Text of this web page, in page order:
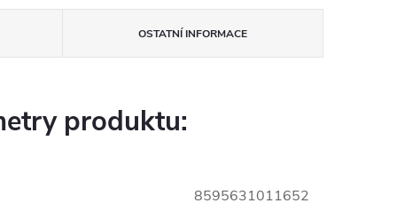
OSTATNÍ INFORMACE
produktu:
8595631011652